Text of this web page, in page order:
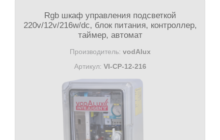
Rgb шкаф управления подсветкой
220v/12v/216w/dc, блок питания, контроллер,
таймер, автомат
Производитель: vodAlux
Артикул: VI-CP-12-216